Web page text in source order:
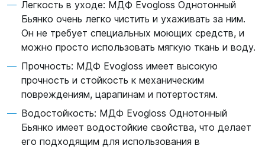
Легкость в уходе: МДФ Evogloss Однотонный
Бьянко очень легко чистить и ухаживать за ним.
Он не требует специальных моющих средств, и
можно просто использовать мягкую ткань и воду.
Прочность: МДФ Evogloss имеет высокую
прочность и стойкость к механическим
повреждениям, царапинам и потертостям.
Водостойкость: МДФ Evogloss Однотонный
Бьянко имеет водостойкие свойства, что делает
его подходящим для использования в